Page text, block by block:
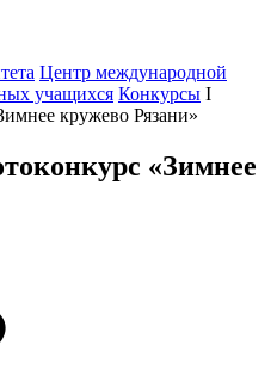
Центр международной
учащихся Конкурсы I
кружево Рязани»
«Зимнее